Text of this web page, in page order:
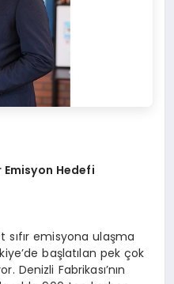
Emisyon Hedefi
sıfır emisyona ulaşma
başlatılan pek çok
Denizli Fabrikası’nın